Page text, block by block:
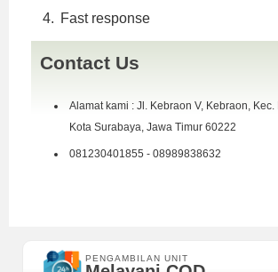
Fast response
Contact Us
Alamat kami : Jl. Kebraon V, Kebraon, Kec.
Kota Surabaya, Jawa Timur 60222
081230401855 - 08989838632
PENGAMBILAN UNIT